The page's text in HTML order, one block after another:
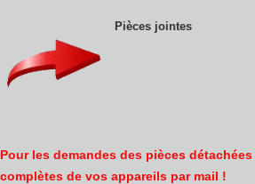
Pièces jointes
Pour les demandes des pièces
complètes de vos appareils par mail !